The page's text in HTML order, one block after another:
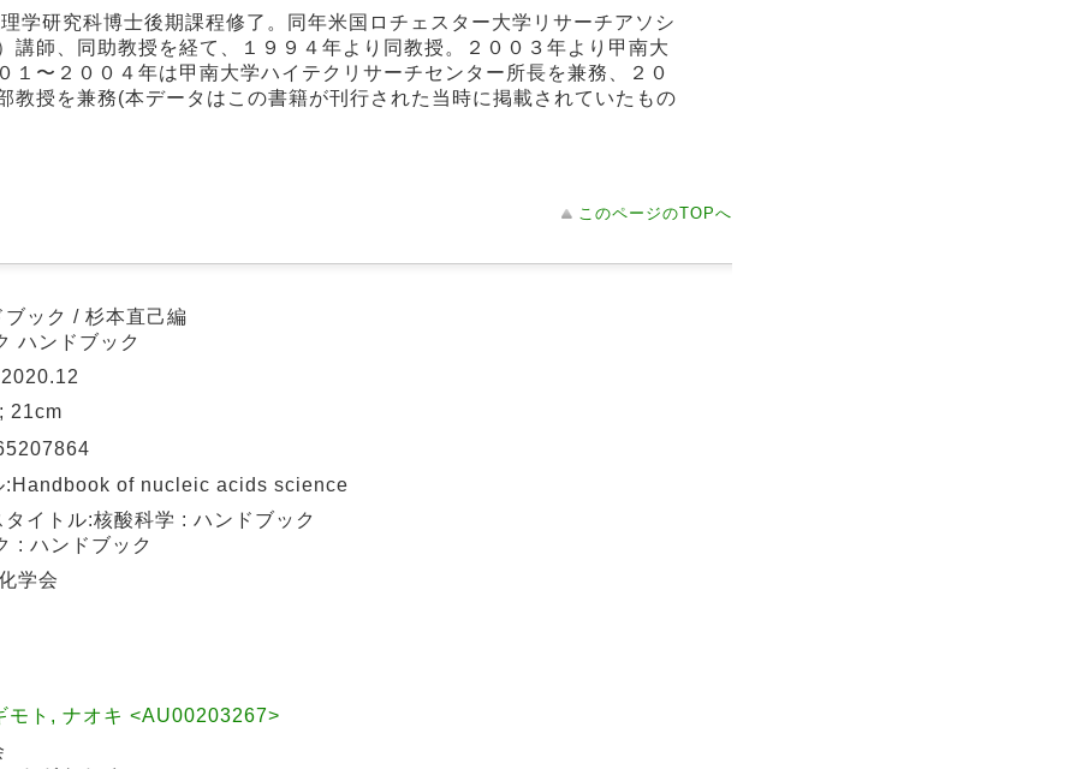
学研究科博士後期課程修了。同年米国ロチェスター大学リサーチアソシ
講師、同助教授を経て、１９９４年より同教授。２００３年より甲南大
〜２００４年は甲南大学ハイテクリサーチセンター所長を兼務、２０
教授を兼務(本データはこの書籍が刊行された当時に掲載されていたもの
このページのTOPへ
ック / 杉本直己編
ハンドブック
21cm
:Handbook of nucleic acids science
イトル:核酸科学 : ハンドブック
: ハンドブック
学会
モト, ナオキ <AU00203267>